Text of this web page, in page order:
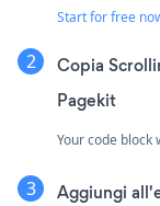
Start for free
Copia
Pagekit
Your code block
Aggiungi